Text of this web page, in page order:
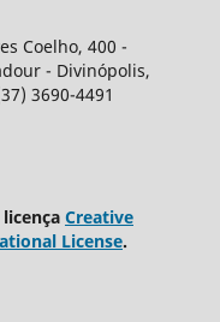
Coelho, 400 -
- Divinópolis,
3690-4491
Creative
License.